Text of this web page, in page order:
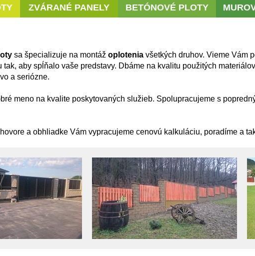
ZVÁRANÉ PANELY BETÓNOVÉ PLOTY
sa špecializuje na montáž oplotenia všetkých druhov. Vieme Vám
tak, aby spĺňalo vaše predstavy. Dbáme na kvalitu použitých
a seriózne.
meno na kvalite poskytovaných služieb. Spolupracujeme s
a obhliadke Vám vypracujeme cenovú kalkuláciu, poradíme a